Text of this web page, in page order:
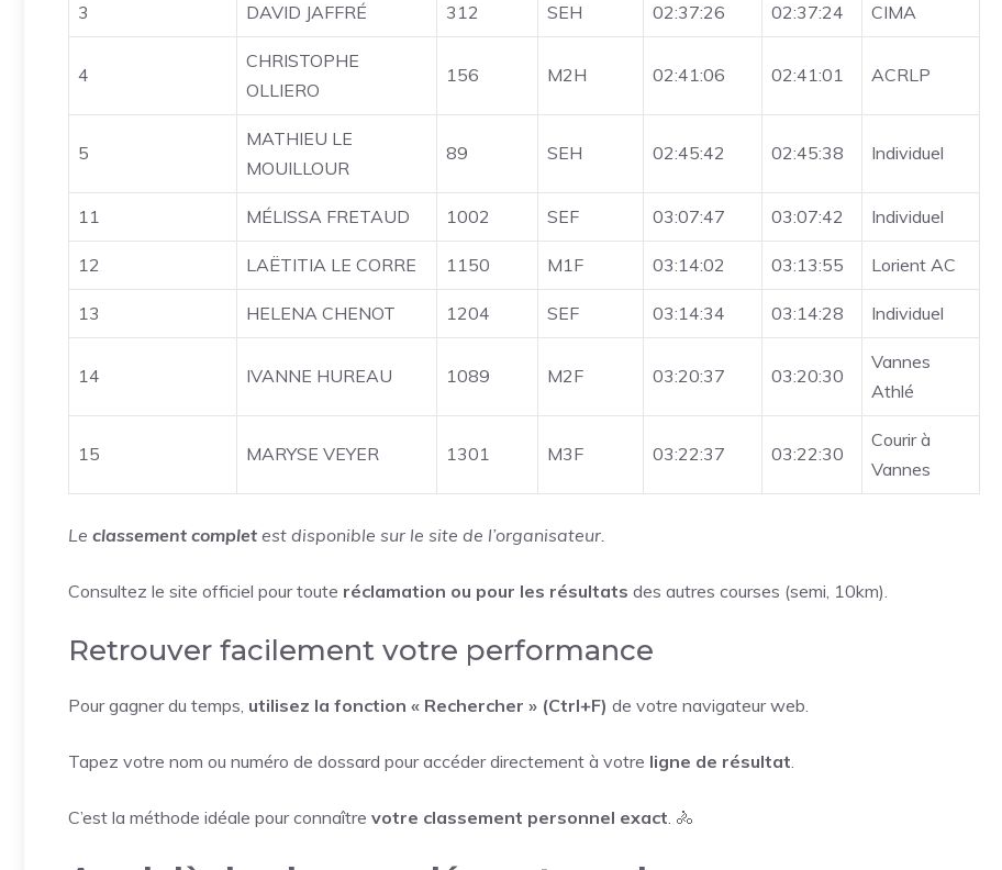
3 DAVID JAFFRÉ 312 SEH 02:37:26 02:37:24 CIMA
4
CHRISTOPHE
OLLIERO
156 M2H 02:41:06 02:41:01 ACRLP
5
MATHIEU LE
MOUILLOUR
89 SEH 02:45:42 02:45:38 Individuel
11 MÉLISSA FRETAUD 1002 SEF 03:07:47 03:07:42 Individuel
12 LAËTITIA LE CORRE 1150 M1F 03:14:02 03:13:55 Lorient AC
13 HELENA CHENOT 1204 SEF 03:14:34 03:14:28 Individuel
14 IVANNE HUREAU 1089 M2F 03:20:37 03:20:30
Vannes
Athlé
15 MARYSE VEYER 1301 M3F 03:22:37 03:22:30
Courir à
Vannes
Le classement complet est disponible sur le site de l’organisateur.
Consultez le site officiel pour toute réclamation ou pour les résultats des autres courses (semi, 10km).
Retrouver facilement votre performance
Pour gagner du temps, utilisez la fonction « Rechercher » (Ctrl+F) de votre navigateur web.
Tapez votre nom ou numéro de dossard pour accéder directement à votre ligne de résultat.
C’est la méthode idéale pour connaître votre classement personnel exact. 🚴